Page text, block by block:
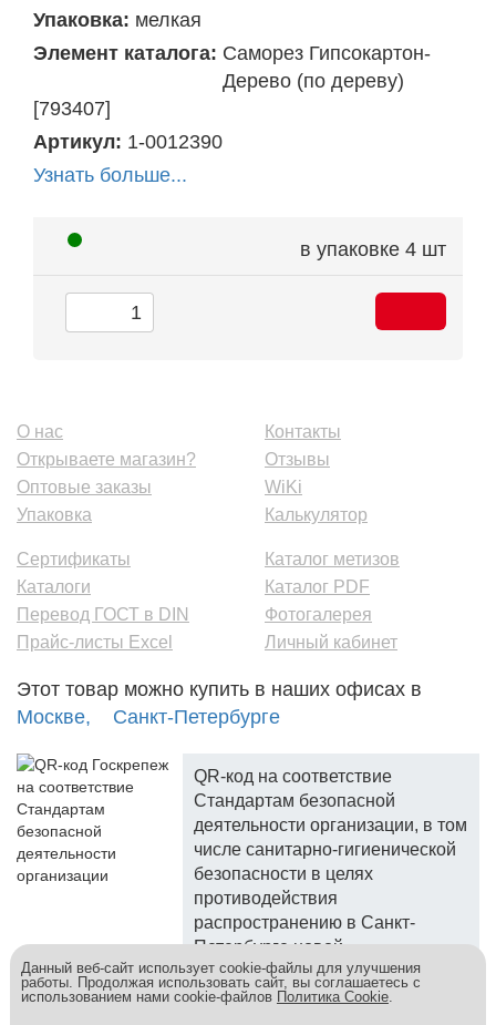
Упаковка: мелкая
Элемент каталога: Саморез Гипсокартон-
Дерево (по дереву)
[793407]
Артикул: 1-0012390
Узнать больше...
в упаковке 4 шт
О нас
Открываете магазин?
Оптовые заказы
Упаковка
Контакты
Отзывы
WiKi
Калькулятор
Сертификаты
Каталоги
Перевод ГОСТ в DIN
Прайс-листы Excel
Каталог метизов
Каталог PDF
Фотогалерея
Личный кабинет
Этот товар можно купить в наших офисах в
Москве,
Санкт-Петербурге
QR-код на соответствие
Стандартам безопасной
деятельности организации, в том
числе санитарно-гигиенической
безопасности в целях
противодействия
распространению в Санкт-
Петербурге новой
коронавирусной инфекции.
Данный веб-сайт использует cookie-файлы для улучшения
работы. Продолжая использовать сайт, вы соглашаетесь с
использованием нами cookie-файлов Политика Cookie.